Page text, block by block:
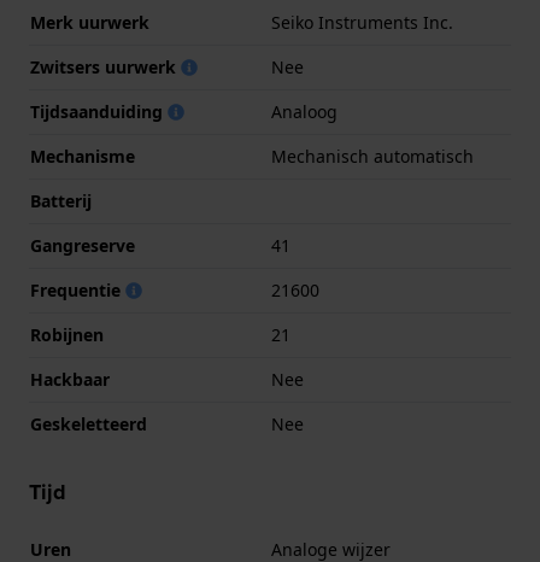
Merk uurwerk
Seiko Instruments Inc.
Zwitsers uurwerk
Nee
Tijdsaanduiding
Analoog
Mechanisme
Mechanisch automatisch
Batterij
Gangreserve
41
Frequentie
21600
Robijnen
21
Hackbaar
Nee
Geskeletteerd
Nee
Tijd
Uren
Analoge wijzer